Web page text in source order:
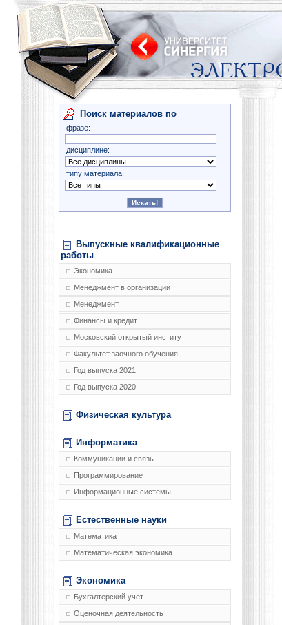
Поиск материалов по
фразе:
дисциплине:
типу материала:
Выпускные квалификационные
работы
Экономика
Менеджмент в организации
Менеджмент
Финансы и кредит
Московский открытый институт
Факультет заочного обучения
Год выпуска 2021
Год выпуска 2020
Физическая культура
Информатика
Коммуникации и связь
Программирование
Информационные системы
Естественные науки
Математика
Математическая экономика
Экономика
Бухгалтерский учет
Оценочная деятельность